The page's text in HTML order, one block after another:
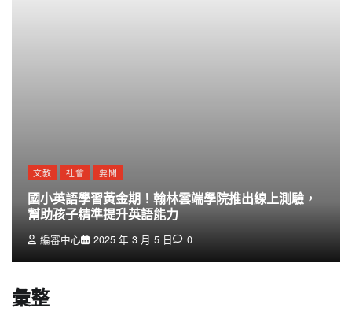
文教 社會 要聞
國小英語學習黃金期！翰林雲端學院推出線上測驗，
幫助孩子精準提升英語能力
編審中心 2025 年 3 月 5 日 0
彙整